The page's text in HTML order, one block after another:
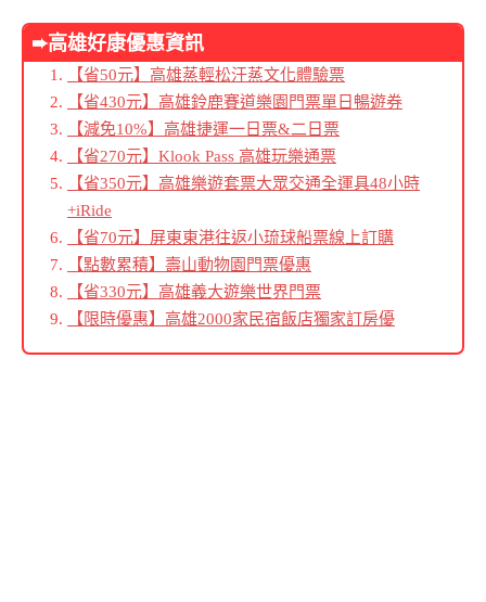
➨高雄好康優惠資訊
【省50元】高雄蒸輕松汗蒸文化體驗票
【省430元】高雄鈴鹿賽道樂園門票單日暢遊券
【減免10%】高雄捷運一日票&二日票
【省270元】Klook Pass 高雄玩樂通票
【省350元】高雄樂遊套票大眾交通全運具48小時
+iRide
【省70元】屏東東港往返小琉球船票線上訂購
【點數累積】壽山動物園門票優惠
【省330元】高雄義大遊樂世界門票
【限時優惠】高雄2000家民宿飯店獨家訂房優